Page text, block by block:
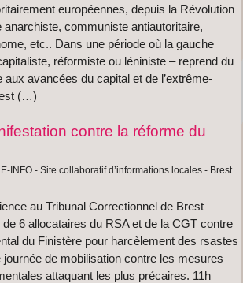
européennes, depuis la Révolution
anarchiste, communiste antiautoritaire,
etc.. Dans une période où la gauche
réformiste ou léniniste – reprend du
avancées du capital et de l’extrême-
est (…)
contre la réforme du
INFO - Site collaboratif d’informations locales - Brest
au Tribunal Correctionnel de Brest
6 allocataires du RSA et de la CGT contre
du Finistère pour harcèlement des rsastes
journée de mobilisation contre les mesures
attaquant les plus précaires. 11h